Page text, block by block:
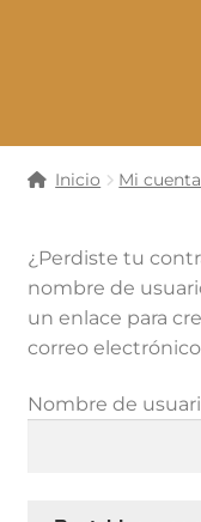
Inicio Mi cuenta
¿Perdiste tu
nombre de
un enlace para
correo
Nombre de